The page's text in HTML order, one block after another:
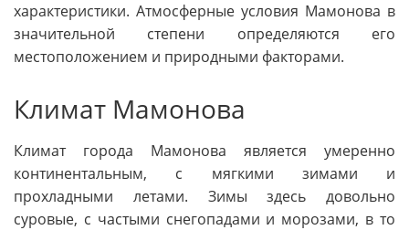
характеристики. Атмосферные условия Мамонова в
значительной степени определяются его
местоположением и природными факторами.
Климат Мамонова
Климат города Мамонова является умеренно
континентальным, с мягкими зимами и
прохладными летами. Зимы здесь довольно
суровые, с частыми снегопадами и морозами, в то